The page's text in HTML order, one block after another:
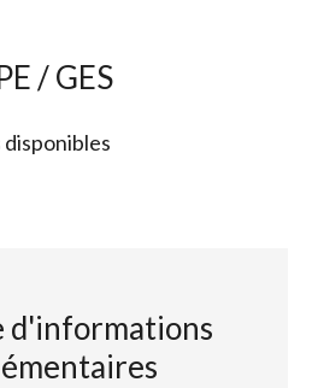
/ GES
d'informations